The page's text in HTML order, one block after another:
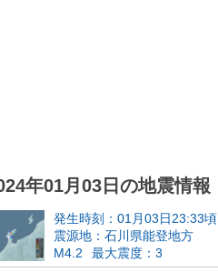
年01月03日の地震情報
発生時刻：01月03日23:33頃
震源地：石川県能登地方
M4.2
最大震度：3